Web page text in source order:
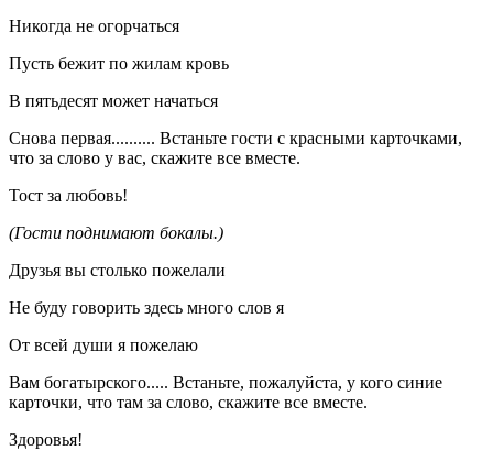
Никогда не огорчаться
Пусть бежит по жилам кровь
В пятьдесят может начаться
Снова первая.......... Встаньте гости с красными карточками,
что за слово у вас, скажите все вместе.
Тост за любовь!
(Гости поднимают бокалы.)
Друзья вы столько пожелали
Не буду говорить здесь много слов я
От всей души я пожелаю
Вам богатырского..... Встаньте, пожалуйста, у кого синие
карточки, что там за слово, скажите все вместе.
Здоровья!